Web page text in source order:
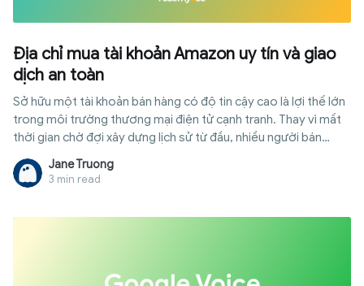
Địa chỉ mua tài khoản Amazon uy tín và giao
dịch an toàn
Sở hữu một tài khoản bán hàng có độ tin cậy cao là lợi thế lớn
trong môi trường thương mại điện tử cạnh tranh. Thay vì mất
thời gian chờ đợi xây dựng lịch sử từ đầu, nhiều người bán
quyết định tìm mua tài khoản Amazon cổ để có thể bắt đầu
kinh doanh ngay lập tức với hạn mức cao. Dù vậy, thị trường
giao dịch tài khoản hiện nay vẫn tiềm ẩn nhiều nguy cơ lừa đảo
Jane Truong
3 min read